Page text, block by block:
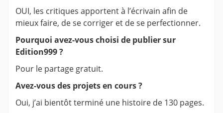
OUI, les critiques apportent à l’écrivain afin de
mieux faire, de se corriger et de se perfectionner.
Pourquoi avez-vous choisi de publier sur
Edition999 ?
Pour le partage gratuit.
Avez-vous des projets en cours ?
Oui, j’ai bientôt terminé une histoire de 130 pages.